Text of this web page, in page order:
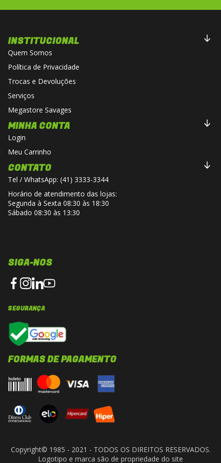
INSTITUCIONAL
Quem Somos
Política de Privacidade
Trocas e Devoluções
Serviços
Megastore Savages
MINHA CONTA
Login
Meu Carrinho
CONTATO
Tel / WhatsApp: (41) 3333-3344
Horário de atendimento das lojas:
Segunda à Sexta 08:30 às 18:30
Sábado 08:30 às 13:30
SIGA-NOS
SEGURANÇA
FORMAS DE PAGAMENTO
Copyright© 1985 - 2021 - TODOS OS DIREITOS RESERVADOS.
Logotipo e marca são de propriedade do site